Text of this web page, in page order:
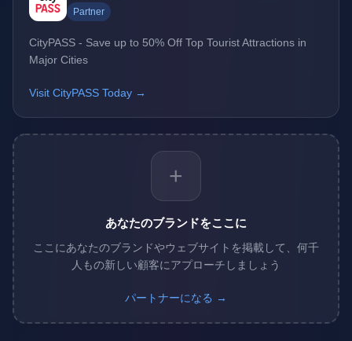
Partner
CityPASS - Save up to 50% Off Top Tourist Attractions in
Major Cities
Visit CityPASS Today →
+
あなたのブランドをここに
ここにあなたのブランドやウェブサイトを掲載して、何千
人もの新しい顧客にアプローチしましょう
パートナーになる →